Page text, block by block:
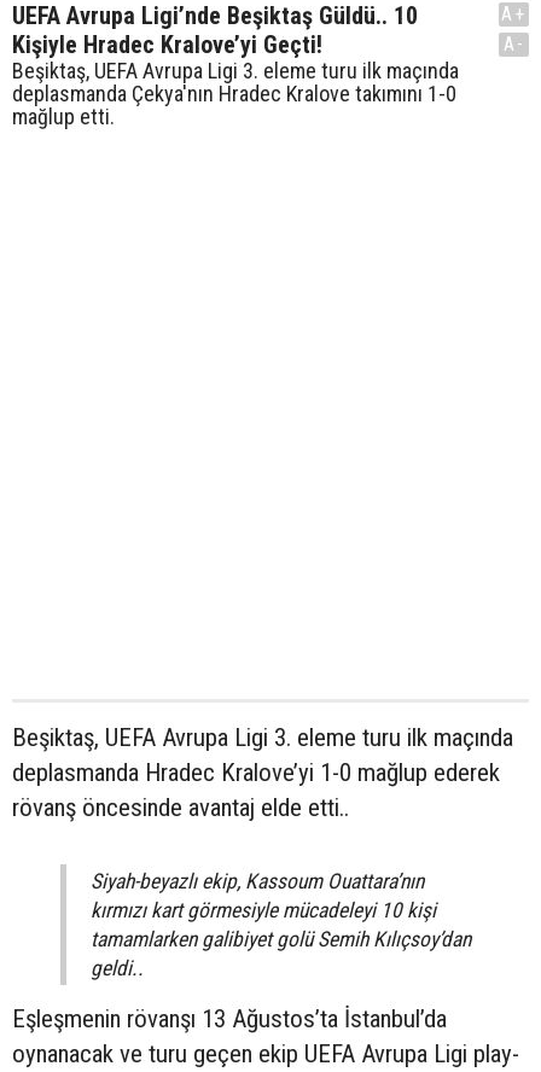
UEFA Avrupa Ligi’nde Beşiktaş Güldü.. 10
Kişiyle Hradec Kralove’yi Geçti!
Beşiktaş, UEFA Avrupa Ligi 3. eleme turu ilk maçında
deplasmanda Çekya'nın Hradec Kralove takımını 1-0
mağlup etti.
A+
A-
Beşiktaş, UEFA Avrupa Ligi 3. eleme turu ilk maçında
deplasmanda Hradec Kralove’yi 1-0 mağlup ederek
rövanş öncesinde avantaj elde etti..
Siyah-beyazlı ekip, Kassoum Ouattara’nın
kırmızı kart görmesiyle mücadeleyi 10 kişi
tamamlarken galibiyet golü Semih Kılıçsoy’dan
geldi..
Eşleşmenin rövanşı 13 Ağustos’ta İstanbul’da
oynanacak ve turu geçen ekip UEFA Avrupa Ligi play-